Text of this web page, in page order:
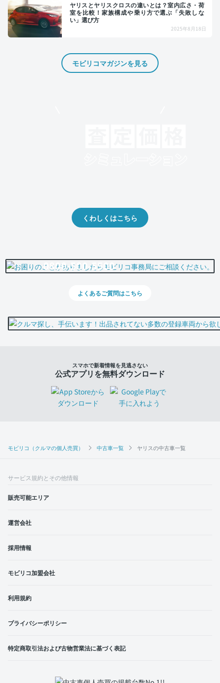
モビリコ（クルマの個人売買） 中古車一覧 ヤリスの中古車一覧
ヤリスとヤリスクロスの違いとは？室内広さ・荷
室を比較！家族構成や乗り方で選ぶ「失敗しな
い」選び方
2025年8月18日
モビリコマガジンを見る
くわしくはこちら
0800-500-5500
よくあるご質問はこちら
スマホで新着情報を見逃さない
公式アプリを無料ダウンロード
サービス規約とその他情報
販売可能エリア
運営会社
採用情報
モビリコ加盟会社
利用規約
プライバシーポリシー
特定商取引法および古物営業法に基づく表記